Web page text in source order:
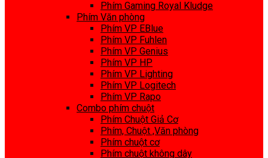
Phím Gaming Royal Kludge
Phím Văn phòng
Phím VP EBlue
Phím VP Fuhlen
Phím VP Genius
Phím VP HP
Phím VP Lighting
Phím VP Logitech
Phím VP Rapo
Combo phím chuột
Phím Chuột Giả Cơ
Phím, Chuột ,Văn phòng
Phím chuột cơ
Phím chuột không dây